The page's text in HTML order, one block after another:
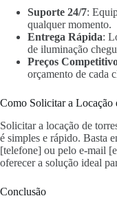
Suporte 24/7:
qualquer momento.
Entrega Rápida:
de iluminação
Preços
orçamento de cada
Como Solicitar a Locação
Solicitar a locação de
é simples e rápido. Basta
[telefone] ou pelo e-mail
oferecer a solução ideal
Conclusão